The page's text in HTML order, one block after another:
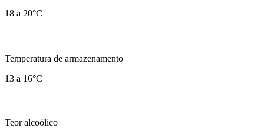
18 a 20°C
Temperatura de armazenamento
13 a 16°C
Teor alcoólico